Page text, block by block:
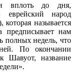
вплоть до дня,
еврейский народ
называется
предписывает нам
полных недель, что
По окончании
Шавуот, название